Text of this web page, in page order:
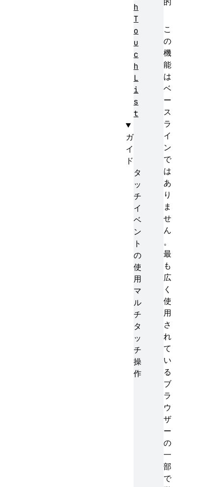
こ
の
機
能
は
ベ
ー
ス
ラ
イ
ン
で
は
あ
り
ま
せ
ん
。
最
も
広
く
使
用
さ
れ
て
い
る
ブ
ラ
ウ
ザ
ー
の
一
部
で
h
T
o
u
c
h
L
i
s
t
ガ
イ
ド
タ
ッ
チ
イ
ベ
ン
ト
の
使
用
マ
ル
チ
タ
ッ
チ
操
作